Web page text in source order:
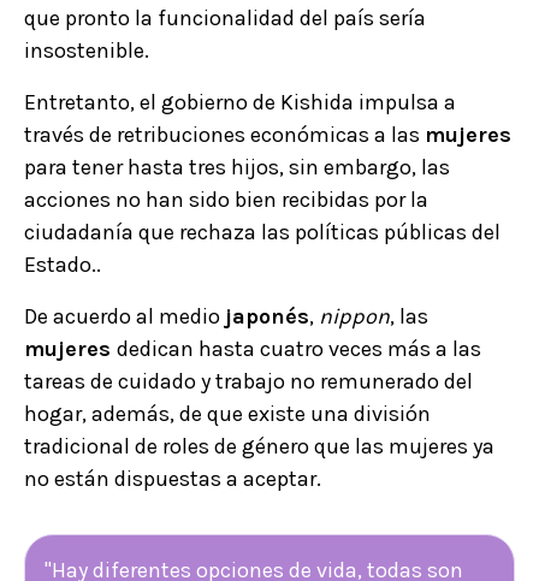
que pronto la funcionalidad del país sería
insostenible.
Entretanto, el gobierno de Kishida impulsa a
través de retribuciones económicas a las mujeres
para tener hasta tres hijos, sin embargo, las
acciones no han sido bien recibidas por la
ciudadanía que rechaza las políticas públicas del
Estado..
De acuerdo al medio japonés, nippon, las
mujeres dedican hasta cuatro veces más a las
tareas de cuidado y trabajo no remunerado del
hogar, además, de que existe una división
tradicional de roles de género que las mujeres ya
no están dispuestas a aceptar.
"Hay diferentes opciones de vida, todas son